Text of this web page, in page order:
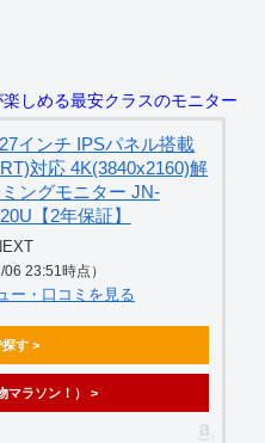
しめる最安クラスのモニター
インチ IPSパネル搭載
対応 4K(3840x2160)解
ングモニター JN-
【2年保証】
23:51時点）
ー・口コミを見る
す >
マラソン！） >